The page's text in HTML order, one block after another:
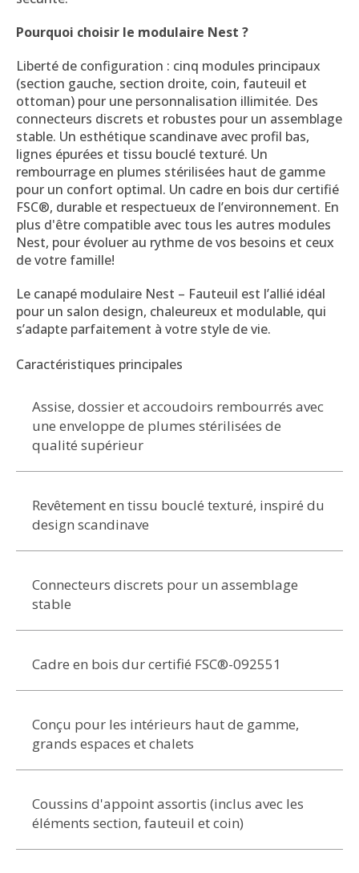
Pourquoi choisir le modulaire Nest ?
Liberté de configuration : cinq modules principaux
(section gauche, section droite, coin, fauteuil et
ottoman) pour une personnalisation illimitée. Des
connecteurs discrets et robustes pour un assemblage
stable. Un esthétique scandinave avec profil bas,
lignes épurées et tissu bouclé texturé. Un
rembourrage en plumes stérilisées haut de gamme
pour un confort optimal. Un cadre en bois dur certifié
FSC®, durable et respectueux de l’environnement. En
plus d'être compatible avec tous les autres modules
Nest, pour évoluer au rythme de vos besoins et ceux
de votre famille!
Le canapé modulaire Nest – Fauteuil est l’allié idéal
pour un salon design, chaleureux et modulable, qui
s’adapte parfaitement à votre style de vie.
Caractéristiques principales
Assise, dossier et accoudoirs rembourrés avec
une enveloppe de plumes stérilisées de
qualité supérieur
Revêtement en tissu bouclé texturé, inspiré du
design scandinave
Connecteurs discrets pour un assemblage
stable
Cadre en bois dur certifié FSC®-092551
Conçu pour les intérieurs haut de gamme,
grands espaces et chalets
Coussins d'appoint assortis (inclus avec les
éléments section, fauteuil et coin)